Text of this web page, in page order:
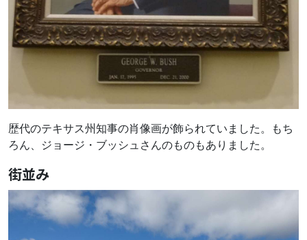
歴代のテキサス州知事の肖像画が飾られていました。もち
ろん、ジョージ・ブッシュさんのものもありました。
街並み